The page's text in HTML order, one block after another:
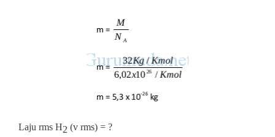
Laju rms H2 (v rms) = ?